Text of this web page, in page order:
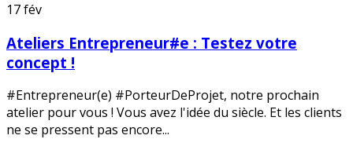
17fév
Ateliers Entrepreneur#e : Testez votre
concept !
#Entrepreneur(e) #PorteurDeProjet, notre prochain
atelier pour vous ! Vous avez l'idée du siècle. Et les clients
ne se pressent pas encore...